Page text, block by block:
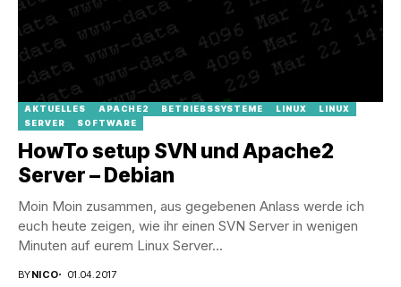
AKTUELLES APACHE2 BETRIEBSSYSTEME LINUX
LINUX
SERVER
SOFTWARE
HowTo setup SVN und Apache2
Server – Debian
Moin Moin zusammen, aus gegebenen Anlass werde ich
euch heute zeigen, wie ihr einen SVN Server in wenigen
Minuten auf eurem Linux Server...
BYNICO 01.04.2017